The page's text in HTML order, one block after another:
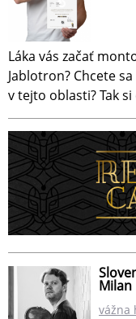
Láka vás začať
Jablotron? Chcete
v tejto oblasti? Tak
Milan
vážna